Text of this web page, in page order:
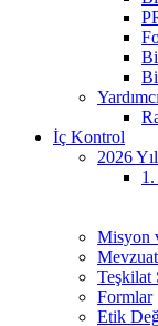
İç Kontrol
2026
Misyon
Mevzuat
Teşkilat
Formlar
Etik